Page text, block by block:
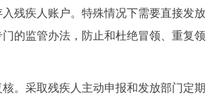
残疾人账户。特殊情况下需要直接发放
的监管办法，防止和杜绝冒领、重复领
采取残疾人主动申报和发放部门定期